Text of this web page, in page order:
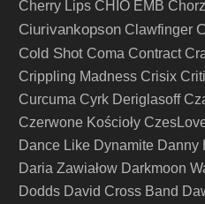
Cherry Lips CHIO EMB
Ciurivankopson Clawfinger
Cold Shot Coma Contract
Crippling Madness Crisix
Curcuma Cyrk Deriglasoff
Czerwone Kościoły
Dance Like Dynamite Danny
Daria Zawiałow Darkmoon
Dodds David Cross Band